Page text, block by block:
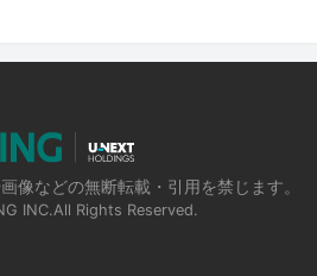
像などの無断転載・引用を禁じます。
INC.All Rights Reserved.